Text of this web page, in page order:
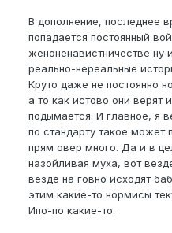
В дополнение, последнее
попадается постоянный
женоненавистничестве ну
реально-нереальные
Круто даже не постоянно
а то как истово они верят
подымается. И главное, я
по стандарту такое может
прям овер много. Да и в
назойливая муха, вот
везде на говно исходят
этим какие-то нормисы
Ипо-по какие-то.